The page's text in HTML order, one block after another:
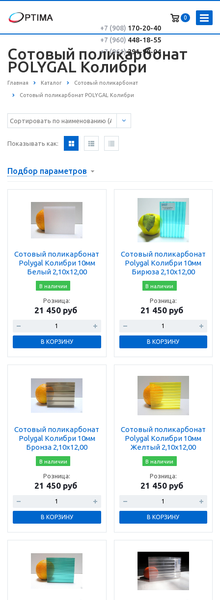
0
+7 (908) 170-20-40
+7 (960) 448-18-55
+7 (961)291-90-04
Сотовый поликарбонат
POLYGAL Колибри
Главная Каталог Сотовый поликарбонат
Сотовый поликарбонат POLYGAL Колибри
Показывать как:
Подбор параметров
Сотовый поликарбонат
Polygal Колибри 10мм
Белый 2,10x12,00
В наличии
Розница:
21 450 руб
В КОРЗИНУ
Сотовый поликарбонат
Polygal Колибри 10мм
Бирюза 2,10x12,00
В наличии
Розница:
21 450 руб
В КОРЗИНУ
Сотовый поликарбонат
Polygal Колибри 10мм
Бронза 2,10x12,00
В наличии
Розница:
21 450 руб
В КОРЗИНУ
Сотовый поликарбонат
Polygal Колибри 10мм
Желтый 2,10x12,00
В наличии
Розница:
21 450 руб
В КОРЗИНУ